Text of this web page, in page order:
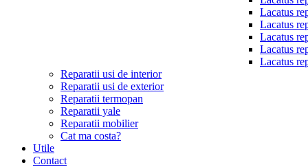
Lacatus
Lacatus
Lacatus
Lacatus
Lacatus
Reparatii usi de interior
Reparatii usi de exterior
Reparatii termopan
Reparatii yale
Reparatii mobilier
Cat ma costa?
Utile
Contact